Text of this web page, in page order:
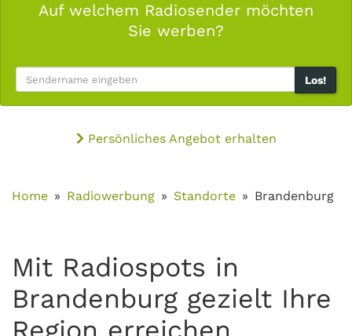
Auf welchem Radiosender möchten
Sie werben?
Los!
Persönliches Angebot erhalten
Home Radiowerbung Standorte Brandenburg
Mit Radiospots in
Brandenburg gezielt Ihre
Region erreichen